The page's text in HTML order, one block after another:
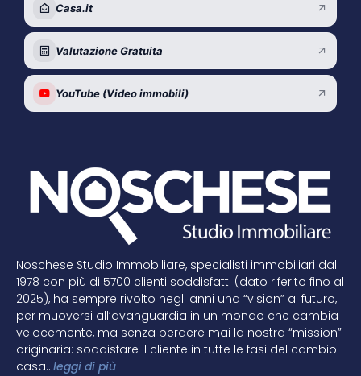
Casa.it
Valutazione Gratuita
YouTube (Video immobili)
Noschese Studio Immobiliare, specialisti immobiliari dal
1978 con più di 5700 clienti soddisfatti (dato riferito fino al
2025), ha sempre rivolto negli anni una “vision” al futuro,
per muoversi all’avanguardia in un mondo che cambia
velocemente, ma senza perdere mai la nostra “mission”
originaria: soddisfare il cliente in tutte le fasi del cambio
casa…leggi di più